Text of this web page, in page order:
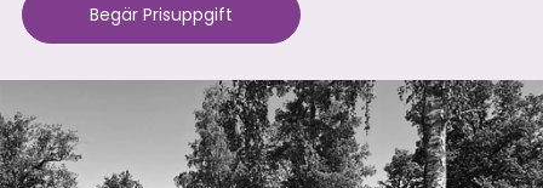
Begär Prisuppgift